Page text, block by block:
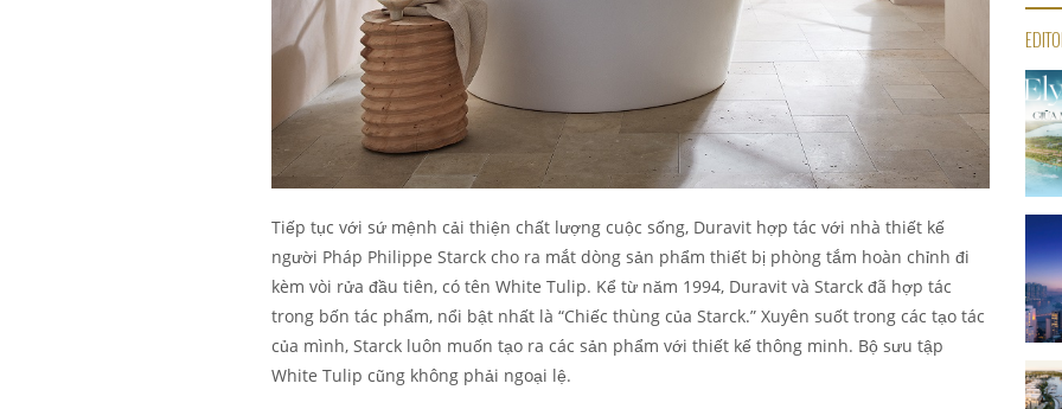
Tiếp tục với sứ mệnh cải thiện chất lượng cuộc sống, Duravit hợp tác với nhà thiết kế
người Pháp Philippe Starck cho ra mắt dòng sản phẩm thiết bị phòng tắm hoàn chỉnh đi
kèm vòi rửa đầu tiên, có tên White Tulip. Kể từ năm 1994, Duravit và Starck đã hợp tác
trong bốn tác phẩm, nổi bật nhất là “Chiếc thùng của Starck.” Xuyên suốt trong các tạo tác
của mình, Starck luôn muốn tạo ra các sản phẩm với thiết kế thông minh. Bộ sưu tập
White Tulip cũng không phải ngoại lệ.